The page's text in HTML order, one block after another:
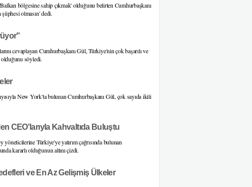
bölgesine sahip çıkmak' olduğunu belirten Cumhurbaşkanı
olmasın' dedi.
cevaplayan Cumhurbaşkanı Gül, Türkiye'nin çok başarılı ve
söyledi.
New York'ta bulunan Cumhurbaşkanı Gül, çok sayıda ikili
CEO'larıyla Kahvaltıda Buluştu
Türkiye'ye yatırım çağrısında bulunan
kararlı olduğunun altını çizdi.
ve En Az Gelişmiş Ülkeler